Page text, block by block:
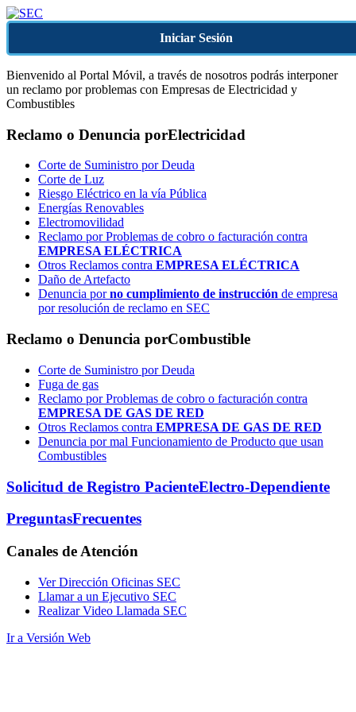
Iniciar Sesión
Bienvenido al Portal Móvil, a través de nosotros podrás interponer
un reclamo por problemas con Empresas de Electricidad y
Combustibles
Reclamo o Denuncia porElectricidad
Corte de Suministro por Deuda
Corte de Luz
Riesgo Eléctrico en la vía Pública
Energías Renovables
Electromovilidad
Reclamo por Problemas de cobro o facturación contra
EMPRESA ELÉCTRICA
Otros Reclamos contra EMPRESA ELÉCTRICA
Daño de Artefacto
Denuncia porno cumplimiento de instrucción de empresa
por resolución de reclamo en SEC
Reclamo o Denuncia porCombustible
Corte de Suministro por Deuda
Fuga de gas
Reclamo por Problemas de cobro o facturación contra
EMPRESA DE GAS DE RED
Otros Reclamos contra EMPRESA DE GAS DE RED
Denuncia por mal Funcionamiento de Producto que usan
Combustibles
Solicitud de Registro PacienteElectro-Dependiente
PreguntasFrecuentes
Canales de Atención
Ver Dirección Oficinas SEC
Llamar a un Ejecutivo SEC
Realizar Video Llamada SEC
Ir a Versión Web